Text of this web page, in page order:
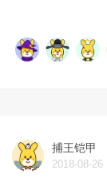
捕王铠甲
2018-08-26